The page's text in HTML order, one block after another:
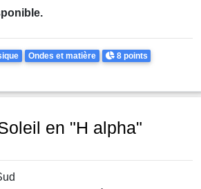
Ondes et matière Points
8 points
en "H alpha"